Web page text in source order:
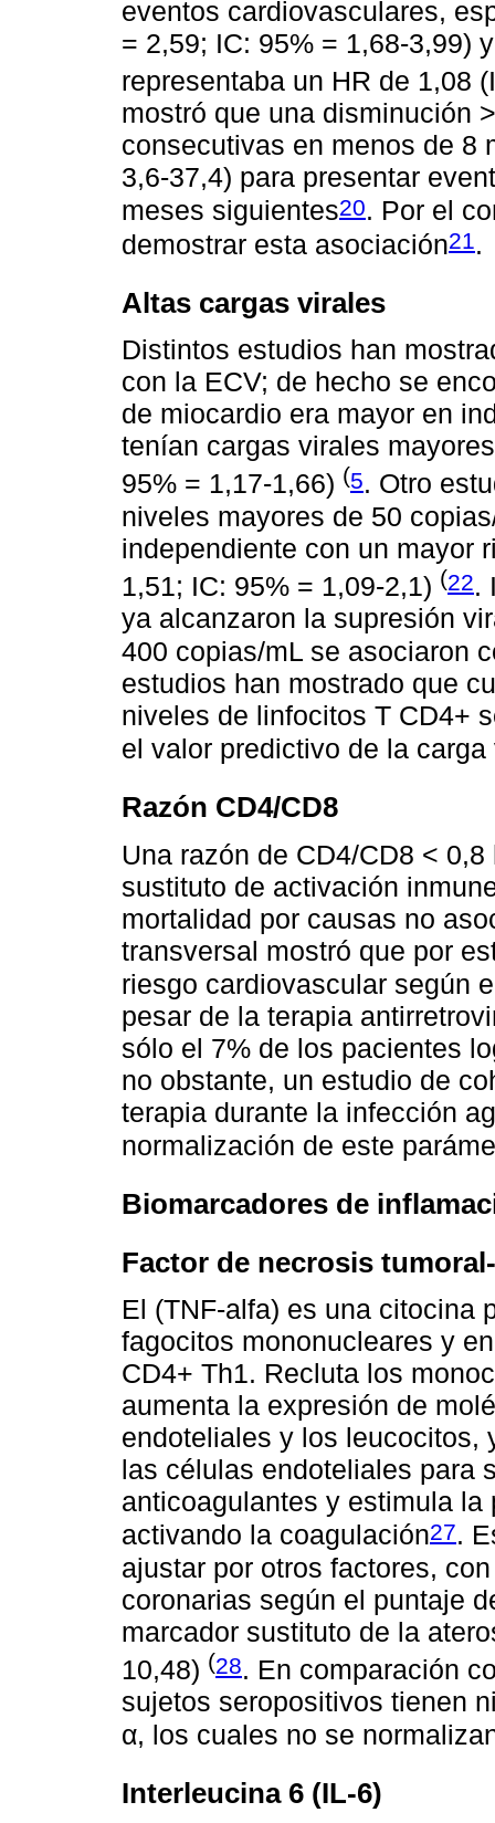
eventos cardiovasculares,
= 2,59; IC: 95% = 1,68-3,99)
representaba un HR de 1,08
mostró que una disminución
consecutivas en menos de 8
3,6-37,4) para presentar
meses siguientes20. Por el
demostrar esta asociación21.
Altas cargas virales
Distintos estudios han
con la ECV; de hecho se
de miocardio era mayor en
tenían cargas virales
95% = 1,17-1,66) (5. Otro
niveles mayores de 50
independiente con un mayor
1,51; IC: 95% = 1,09-2,1) (22.
ya alcanzaron la supresión
400 copias/mL se asociaron
estudios han mostrado que
niveles de linfocitos T CD4+
el valor predictivo de la carga
Razón CD4/CD8
Una razón de CD4/CD8 <
sustituto de activación
mortalidad por causas no
transversal mostró que por
riesgo cardiovascular según
pesar de la terapia
sólo el 7% de los pacientes
no obstante, un estudio de
terapia durante la infección
normalización de este
Biomarcadores de
Factor de necrosis
El (TNF-alfa) es una citocina
fagocitos mononucleares y
CD4+ Th1. Recluta los
aumenta la expresión de
endoteliales y los leucocitos,
las células endoteliales para
anticoagulantes y estimula
activando la coagulación27.
ajustar por otros factores,
coronarias según el puntaje
marcador sustituto de la
10,48) (28. En comparación
sujetos seropositivos tienen
α, los cuales no se
Interleucina 6 (IL-6)